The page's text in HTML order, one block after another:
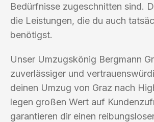
Bedürfnisse zugeschnitten sind.
die Leistungen, die du auch
benötigst.
Unser Umzugskönig Bergmann
zuverlässiger und
deinen Umzug von Graz nach
legen großen Wert auf
garantieren dir einen